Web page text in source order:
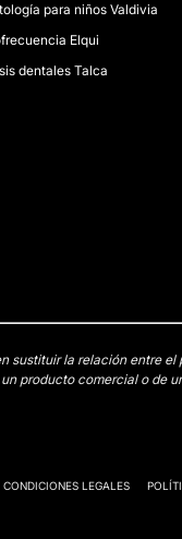
para niños Valdivia
Elqui
dentales Talca
sustituir la relación entre el
producto comercial o de
CONDICIONES LEGALES